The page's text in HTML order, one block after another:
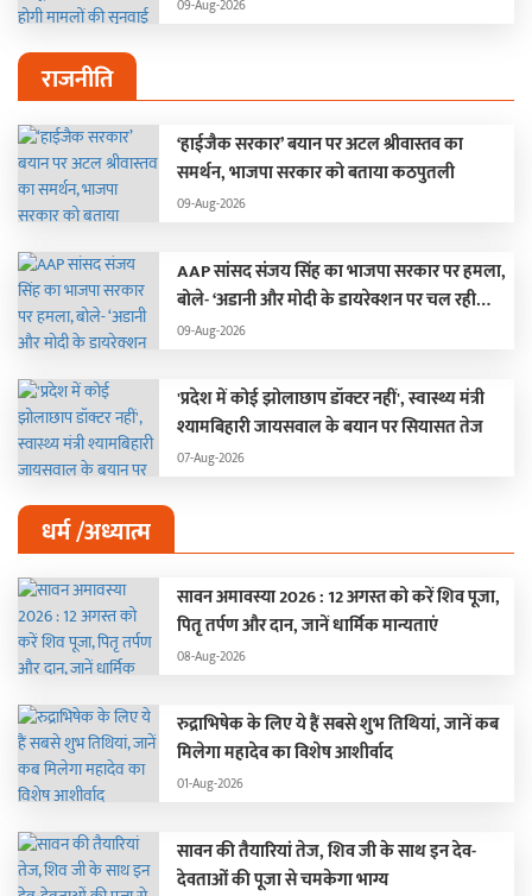
09-Aug-2026
राजनीति
‘हाईजैक सरकार’ बयान पर अटल श्रीवास्तव का
समर्थन, भाजपा सरकार को बताया कठपुतली
09-Aug-2026
AAP सांसद संजय सिंह का भाजपा सरकार पर हमला,
बोले- ‘अडानी और मोदी के डायरेक्शन पर चल रही
छत्तीसगढ़ सरकार’
09-Aug-2026
'प्रदेश में कोई झोलाछाप डॉक्टर नहीं', स्वास्थ्य मंत्री
श्यामबिहारी जायसवाल के बयान पर सियासत तेज
07-Aug-2026
धर्म /अध्यात्म
सावन अमावस्या 2026 : 12 अगस्त को करें शिव पूजा,
पितृ तर्पण और दान, जानें धार्मिक मान्यताएं
08-Aug-2026
रुद्राभिषेक के लिए ये हैं सबसे शुभ तिथियां, जानें कब
मिलेगा महादेव का विशेष आशीर्वाद
01-Aug-2026
सावन की तैयारियां तेज, शिव जी के साथ इन देव-
देवताओं की पूजा से चमकेगा भाग्य